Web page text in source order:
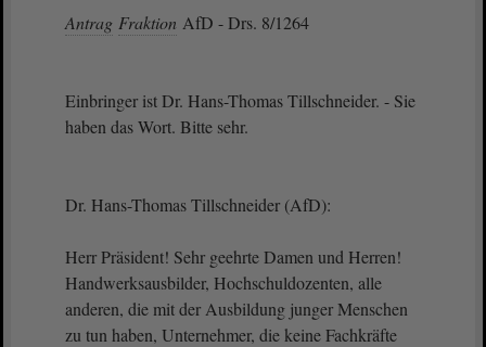
Antrag Fraktion AfD - Drs. 8/1264
Einbringer ist Dr. Hans-Thomas Tillschneider. - Sie
haben das Wort. Bitte sehr.
Dr. Hans-Thomas Tillschneider (AfD):
Herr Präsident! Sehr geehrte Damen und Herren!
Handwerksausbilder, Hochschuldozenten, alle
anderen, die mit der Ausbildung junger Menschen
zu tun haben, Unternehmer, die keine Fachkräfte